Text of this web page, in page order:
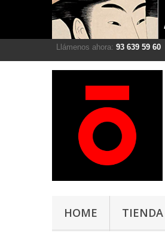
Llámenos ahora: 93 639 59 60
HOME TIENDA